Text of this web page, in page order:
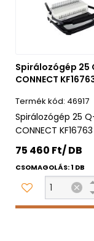
Spirálozógép 25
CONNECT
46917
Spirálozógép 25
CONNECT KF16763
75 460 Ft/ DB
CSOMAGOLÁS: 1 DB